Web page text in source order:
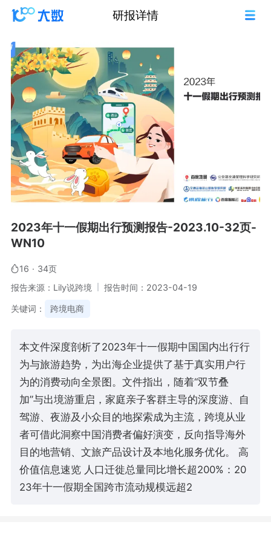
研报详情
2023年十一假期出行预测报告-2023.10-32页-
WN10
16 · 34页
报告来源：Lily说跨境
报告时间：2023-04-19
关键词： 跨境电商
本文件深度剖析了2023年十一假期中国国内出行行
为与旅游趋势，为出海企业提供了基于真实用户行
为的消费动向全景图。文件指出，随着“双节叠
加”与出境游重启，家庭亲子客群主导的深度游、自
驾游、夜游及小众目的地探索成为主流，跨境从业
者可借此洞察中国消费者偏好演变，反向指导海外
目的地营销、文旅产品设计及本地化服务优化。 高
价值信息速览 人口迁徙总量同比增长超200%：20
23年十一假期全国跨市流动规模远超2